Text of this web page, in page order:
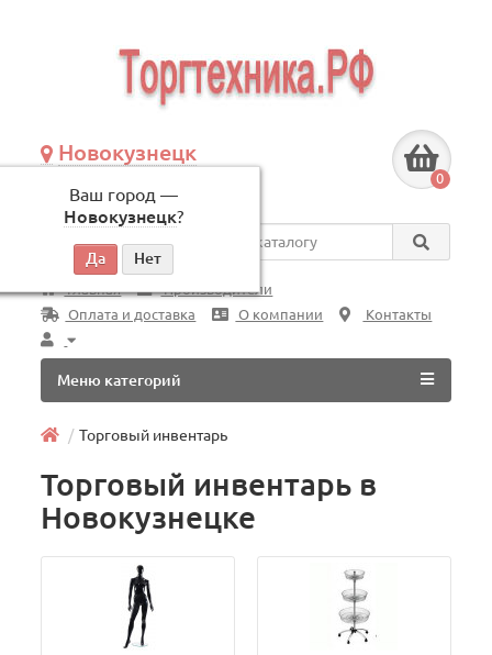
Новокузнецк
Ваш город —
Новокузнецк?
по будням, с 09:00 до 18:00
0
Везде
Главная
Производители
Оплата и доставка
О компании Контакты
Меню категорий
Торговый инвентарь
Торговый инвентарь в
Новокузнецке